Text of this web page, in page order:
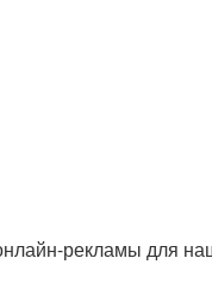
рекламы для